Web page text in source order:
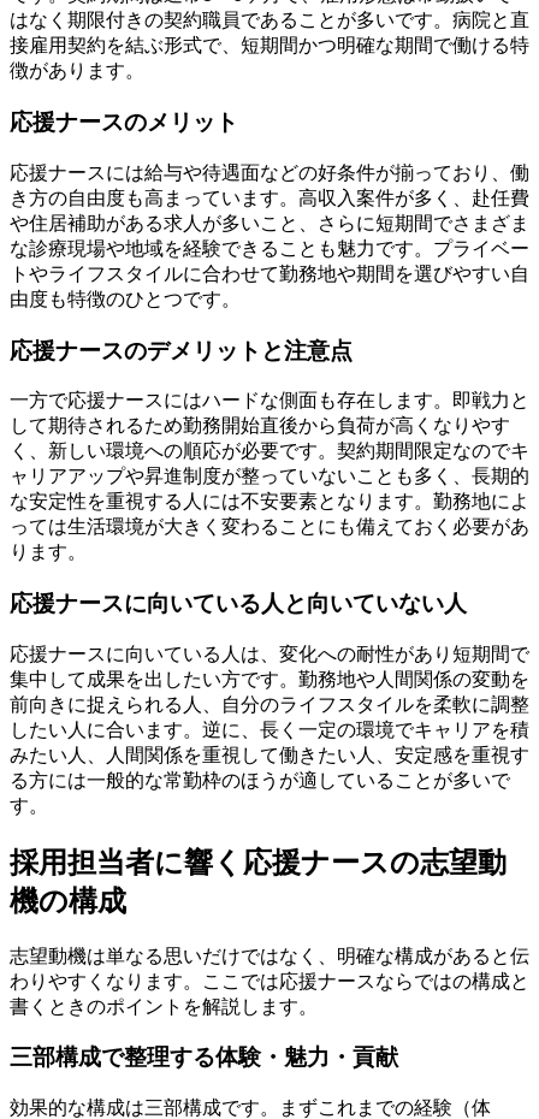
はなく期限付きの契約職員であることが多いです。病院と直
接雇用契約を結ぶ形式で、短期間かつ明確な期間で働ける特
徴があります。
応援ナースのメリット
応援ナースには給与や待遇面などの好条件が揃っており、働
き方の自由度も高まっています。高収入案件が多く、赴任費
や住居補助がある求人が多いこと、さらに短期間でさまざま
な診療現場や地域を経験できることも魅力です。プライベー
トやライフスタイルに合わせて勤務地や期間を選びやすい自
由度も特徴のひとつです。
応援ナースのデメリットと注意点
一方で応援ナースにはハードな側面も存在します。即戦力と
して期待されるため勤務開始直後から負荷が高くなりやす
く、新しい環境への順応が必要です。契約期間限定なのでキ
ャリアアップや昇進制度が整っていないことも多く、長期的
な安定性を重視する人には不安要素となります。勤務地によ
っては生活環境が大きく変わることにも備えておく必要があ
ります。
応援ナースに向いている人と向いていない人
応援ナースに向いている人は、変化への耐性があり短期間で
集中して成果を出したい方です。勤務地や人間関係の変動を
前向きに捉えられる人、自分のライフスタイルを柔軟に調整
したい人に合います。逆に、長く一定の環境でキャリアを積
みたい人、人間関係を重視して働きたい人、安定感を重視す
る方には一般的な常勤枠のほうが適していることが多いで
す。
採用担当者に響く応援ナースの志望動
機の構成
志望動機は単なる思いだけではなく、明確な構成があると伝
わりやすくなります。ここでは応援ナースならではの構成と
書くときのポイントを解説します。
三部構成で整理する体験・魅力・貢献
効果的な構成は三部構成です。まずこれまでの経験（体